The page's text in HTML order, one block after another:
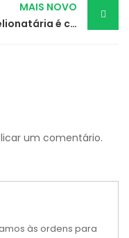
MAIS NOVO
Estelionatária é condenada por golpe virtual em idosa de mais de R$ 340 mil
um comentário.
às ordens para